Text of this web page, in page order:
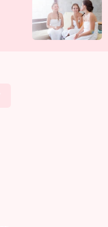
DESIGN